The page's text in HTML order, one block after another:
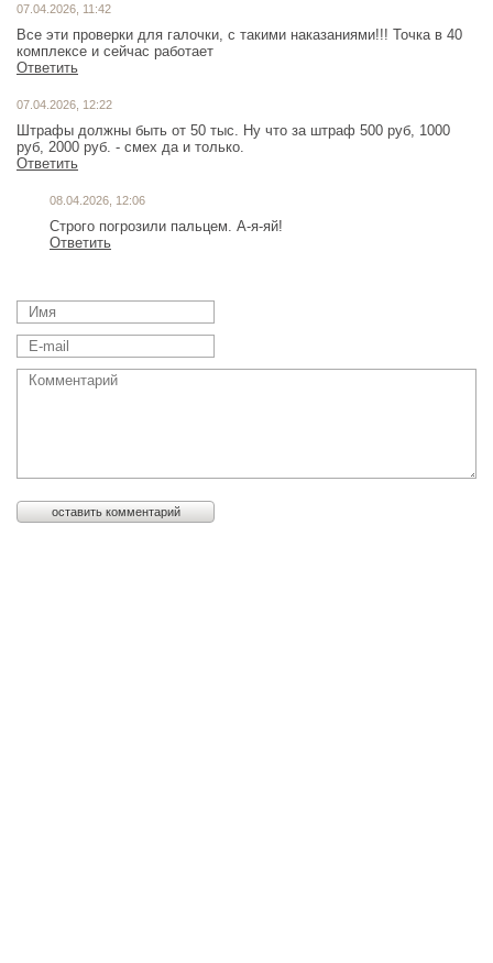
07.04.2026, 11:42
Все эти проверки для галочки, с такими наказаниями!!! Точка в 40
комплексе и сейчас работает
Ответить
07.04.2026, 12:22
Штрафы должны быть от 50 тыс. Ну что за штраф 500 руб, 1000
руб, 2000 руб. - смех да и только.
Ответить
08.04.2026, 12:06
Строго погрозили пальцем. А-я-яй!
Ответить